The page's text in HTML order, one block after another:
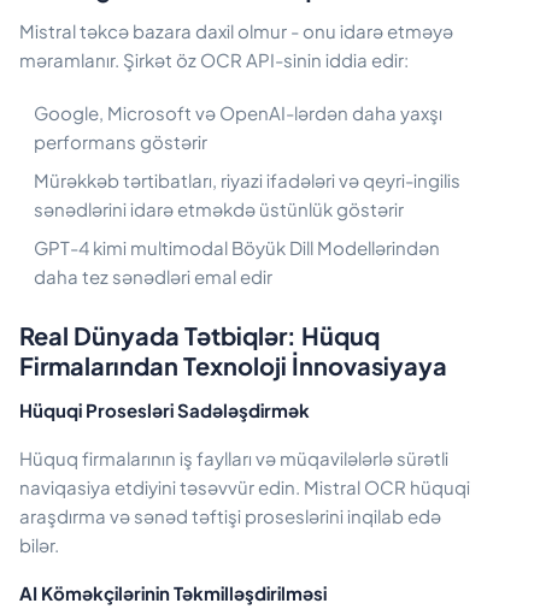
Mistral təkcə bazara daxil olmur - onu idarə etməyə
məramlanır. Şirkət öz OCR API-sinin iddia edir:
Google, Microsoft və OpenAI-lərdən daha yaxşı
performans göstərir
Mürəkkəb tərtibatları, riyazi ifadələri və qeyri-ingilis
sənədlərini idarə etməkdə üstünlük göstərir
GPT-4 kimi multimodal Böyük Dill Modellərindən
daha tez sənədləri emal edir
Real Dünyada Tətbiqlər: Hüquq
Firmalarından Texnoloji İnnovasiyaya
Hüquqi Prosesləri Sadələşdirmək
Hüquq firmalarının iş faylları və müqavilələrlə sürətli
naviqasiya etdiyini təsəvvür edin. Mistral OCR hüquqi
araşdırma və sənəd təftişi proseslərini inqilab edə
bilər.
AI Köməkçilərinin Təkmilləşdirilməsi